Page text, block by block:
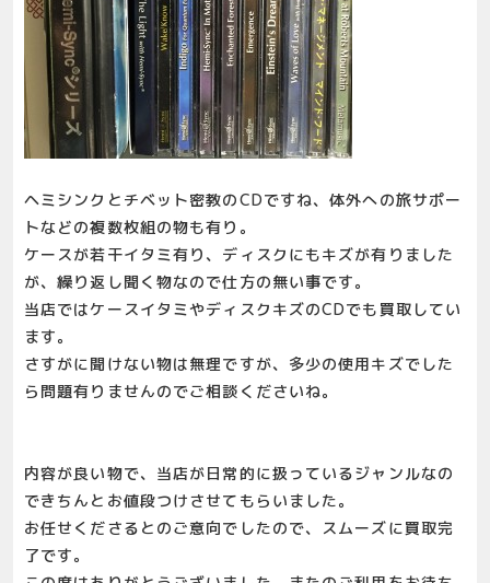
ヘミシンクとチベット密教のCDですね、体外への旅サポー
トなどの複数枚組の物も有り。
ケースが若干イタミ有り、ディスクにもキズが有りました
が、繰り返し聞く物なので仕方の無い事です。
当店ではケースイタミやディスクキズのCDでも買取してい
ます。
さすがに聞けない物は無理ですが、多少の使用キズでした
ら問題有りませんのでご相談くださいね。
内容が良い物で、当店が日常的に扱っているジャンルなの
できちんとお値段つけさせてもらいました。
お任せくださるとのご意向でしたので、スムーズに買取完
了です。